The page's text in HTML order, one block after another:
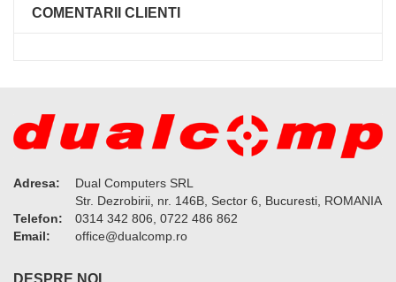
COMENTARII CLIENTI
Adresa:
Dual Computers SRL
Str. Dezrobirii, nr. 146B, Sector 6, Bucuresti, ROMANIA
Telefon:
0314 342 806, 0722 486 862
Email:
or.pmoclaud@eciffo
DESPRE NOI